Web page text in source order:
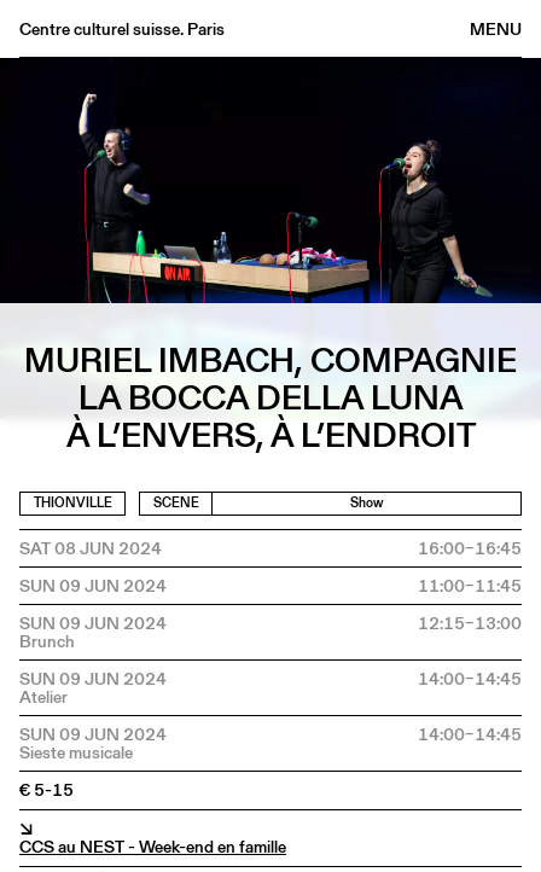
MENU
Centre culturel suisse. Paris
Bookshop
Archives
Publications
About
FR /EN
MURIEL IMBACH, COMPAGNIE
LA BOCCA DELLA LUNA
À L’ENVERS, À L’ENDROIT
THIONVILLE SCENE Show
SAT 08 JUN 2024
16:00–16:45
SUN 09 JUN 2024
11:00–11:45
SUN 09 JUN 2024
12:15–13:00
SUN 09 JUN 2024 14:00–14:45
SUN 09 JUN 2024 14:00–14:45
€ 5-15
↘
CCS au NEST - Week-end en famille